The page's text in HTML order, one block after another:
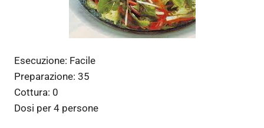
Esecuzione: Facile
Preparazione: 35
Cottura: 0
Dosi per 4 persone